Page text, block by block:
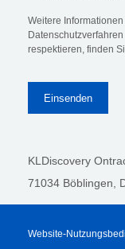
Weitere
respektieren, finden
KLDiscovery
71034 Böblingen ,
Website-